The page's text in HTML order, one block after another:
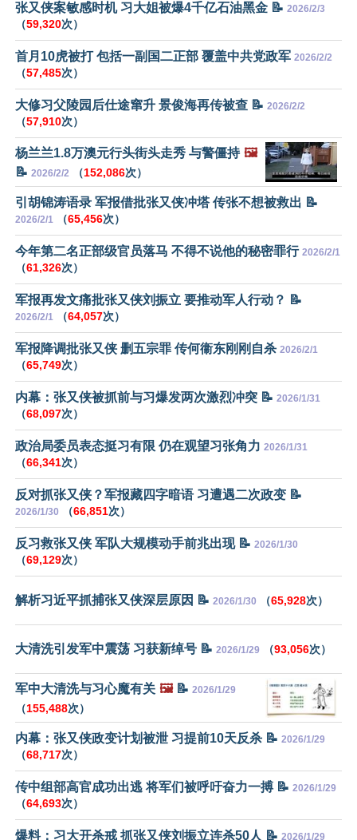
张又侠案敏感时机 习大姐被爆4千亿石油黑金 📝 2026/2/3
（59,320次）
首月10虎被打 包括一副国二正部 覆盖中共党政军 2026/2/2
（57,485次）
大修习父陵园后仕途窜升 景俊海再传被查 📝 2026/2/2
（57,910次）
杨兰兰1.8万澳元行头街头走秀 与警僵持 🖼️
📝 2026/2/2 （152,086次）
引胡锦涛语录 军报借批张又侠冲塔 传张不想被救出 📝
2026/2/1 （65,456次）
今年第二名正部级官员落马 不得不说他的秘密罪行 2026/2/1
（61,326次）
军报再发文痛批张又侠刘振立 要推动军人行动？ 📝
2026/2/1 （64,057次）
军报降调批张又侠 删五宗罪 传何衞东刚刚自杀 2026/2/1
（65,749次）
内幕：张又侠被抓前与习爆发两次激烈冲突 📝 2026/1/31
（68,097次）
政治局委员表态挺习有限 仍在观望习张角力 2026/1/31
（66,341次）
反对抓张又侠？军报藏四字暗语 习遭遇二次政变 📝
2026/1/30 （66,851次）
反习救张又侠 军队大规模动手前兆出现 📝 2026/1/30
（69,129次）
解析习近平抓捕张又侠深层原因 📝 2026/1/30 （65,928次）
大清洗引发军中震荡 习获新绰号 📝 2026/1/29 （93,056次）
军中大清洗与习心魔有关 🖼️📝 2026/1/29
（155,488次）
内幕：张又侠政变计划被泄 习提前10天反杀 📝 2026/1/29
（68,717次）
传中组部高官成功出逃 将军们被呼吁奋力一搏 📝 2026/1/29
（64,693次）
爆料：习大开杀戒 抓张又侠刘振立连杀50人 📝 2026/1/29